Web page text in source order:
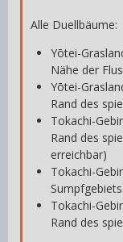
Alle Duellbäume:
Yōtei-
Nähe der
Yōtei-
Rand des
Tokachi-
Rand des
erreichbar)
Tokachi-
Tokachi-
Rand des